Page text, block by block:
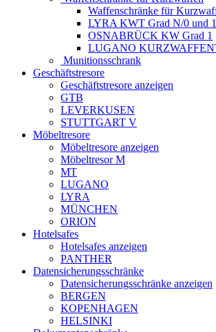
Waffenschränke für
LYRA KWT Grad N/0 und 1
OSNABRÜCK KW Grad 1
LUGANO
Munitionsschrank
Geschäftstresore
Geschäftstresore anzeigen
GTB
LEVERKUSEN
STUTTGART V
Möbeltresore
Möbeltresore anzeigen
Möbeltresor M
MT
LUGANO
LYRA
MÜNCHEN
ORION
Hotelsafes
Hotelsafes anzeigen
PANTHER
Datensicherungsschränke
Datensicherungsschränke anzeigen
BERGEN
KOPENHAGEN
HELSINKI